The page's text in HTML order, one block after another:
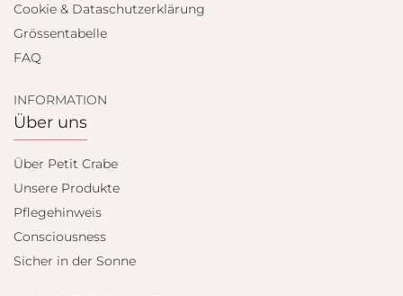
Cookie & Dataschutzerklärung
Grössentabelle
FAQ
INFORMATION
Über uns
Über Petit Crabe
Unsere Produkte
Pflegehinweis
Consciousness
Sicher in der Sonne